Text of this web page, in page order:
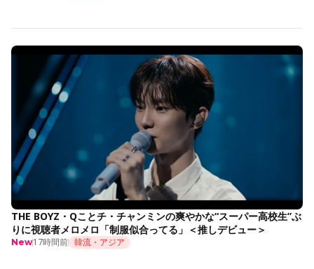
THE BOYZ・Qことチ・チャンミンの爽やかな“スーパー高校生”ぶ
りに視聴者メロメロ「制服似合ってる」＜推しデビュー＞
New17時間前 韓流・アジア